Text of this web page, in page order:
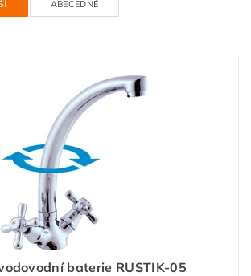
ABECEDNĚ
baterie RUSTIK-05